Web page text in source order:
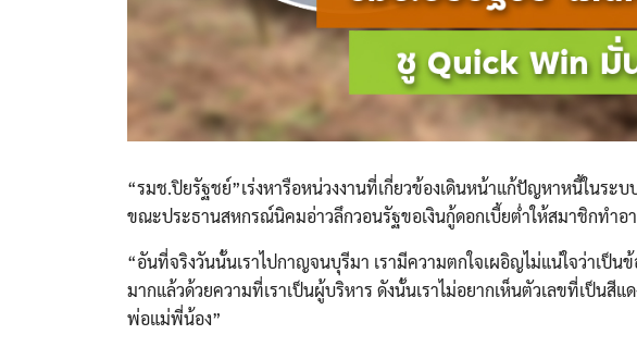
“รมช.ปิยรัฐชย์”เร่งหารือหน่วงงานที่เกี่ยวข้องเดินหน้าแก้ปัญหาหนี้ในระ
ขณะประธานสหกรณ์นิคมอ่าวลึกวอนรัฐขอเงินกู้ดอกเบี้ยต่ำให้สมาชิกทำอ
“อันที่จริงวันนั้นเราไปกาญจนบุรีมา เรามีความตกใจเผอิญไม่แน่ใจว่าเ
มากแล้วด้วยความที่เราเป็นผู้บริหาร ดังนั้นเราไม่อยากเห็นตัวเลขที่เป็นสี
พ่อแม่พี่น้อง”